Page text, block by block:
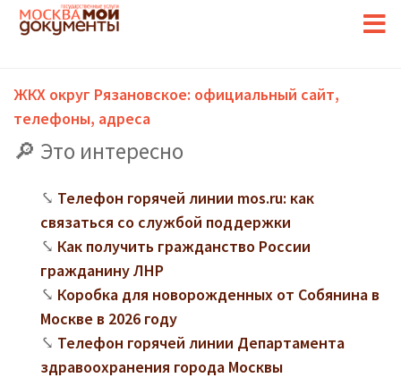
ЖКХ округ Рязановское: официальный сайт,
телефоны, адреса
Это интересно
Телефон горячей линии mos.ru: как
связаться со службой поддержки
Как получить гражданство России
гражданину ЛНР
Коробка для новорожденных от Собянина в
Москве в 2026 году
Телефон горячей линии Департамента
здравоохранения города Москвы